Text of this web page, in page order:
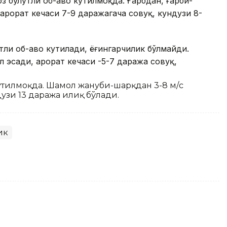
кечаси 7-9 даражагача совуқ, кундузи 8-
об-ҳаво кутилади, ёғингарчилик бўлмайди.
ҳарорат кечаси -5-7 даража совуқ,
Шамол жануби-шарқдан 3-8 м/с
13 даража илиқ бўлади.